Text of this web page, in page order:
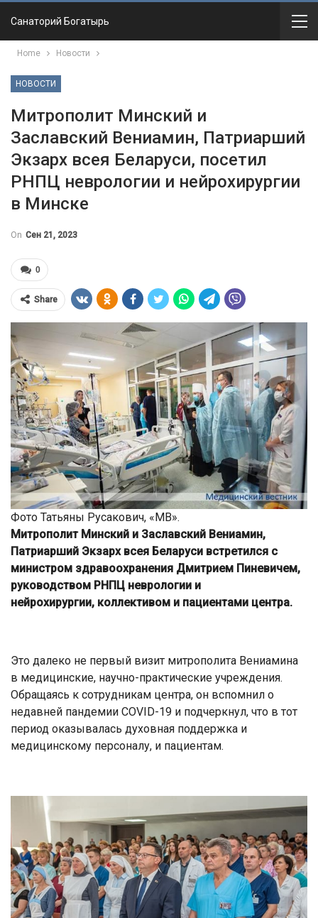
Санаторий Богатырь
Home Новости
НОВОСТИ
Митрополит Минский и
Заславский Вениамин, Патриарший
Экзарх всея Беларуси, посетил
РНПЦ неврологии и нейрохирургии
в Минске
On Сен 21, 2023
0
Share
Фото Татьяны Русакович, «МВ».
Митрополит Минский и Заславский Вениамин,
Патриарший Экзарх всея Беларуси встретился с
министром здравоохранения Дмитрием Пиневичем,
руководством РНПЦ неврологии и
нейрохирургии, коллективом и пациентами центра.
Это далеко не первый визит митрополита Вениамина
в медицинские, научно-практические учреждения.
Обращаясь к сотрудникам центра, он вспомнил о
недавней пандемии COVID-19 и подчеркнул, что в тот
период оказывалась духовная поддержка и
медицинскому персоналу, и пациентам.